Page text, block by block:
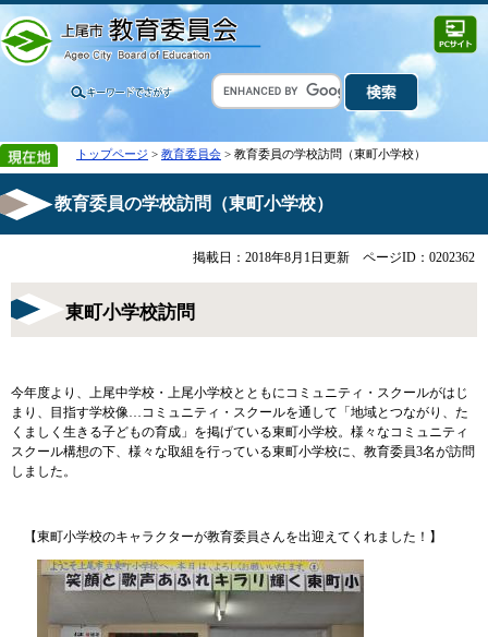
トップページ > 教育委員会 > 教育委員の学校訪問（東町小学校）
教育委員の学校訪問（東町小学校）
掲載日：2018年8月1日更新 ページID：0202362
東町小学校訪問
今年度より、上尾中学校・上尾小学校とともにコミュニティ・スクールがはじ
まり、目指す学校像…コミュニティ・スクールを通して「地域とつながり、た
くましく生きる子どもの育成」を掲げている東町小学校。様々なコミュニティ
スクール構想の下、様々な取組を行っている東町小学校に、教育委員3名が訪問
しました。
【東町小学校のキャラクターが教育委員さんを出迎えてくれました！】